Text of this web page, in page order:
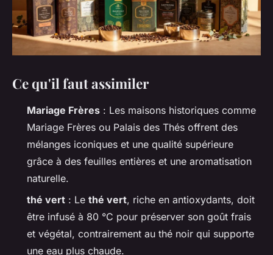
Ce qu'il faut assimiler
Mariage Frères : Les maisons historiques comme
Mariage Frères ou Palais des Thés offrent des
mélanges iconiques et une qualité supérieure
grâce à des feuilles entières et une aromatisation
naturelle.
thé vert : Le thé vert, riche en antioxydants, doit
être infusé à 80 °C pour préserver son goût frais
et végétal, contrairement au thé noir qui supporte
une eau plus chaude.